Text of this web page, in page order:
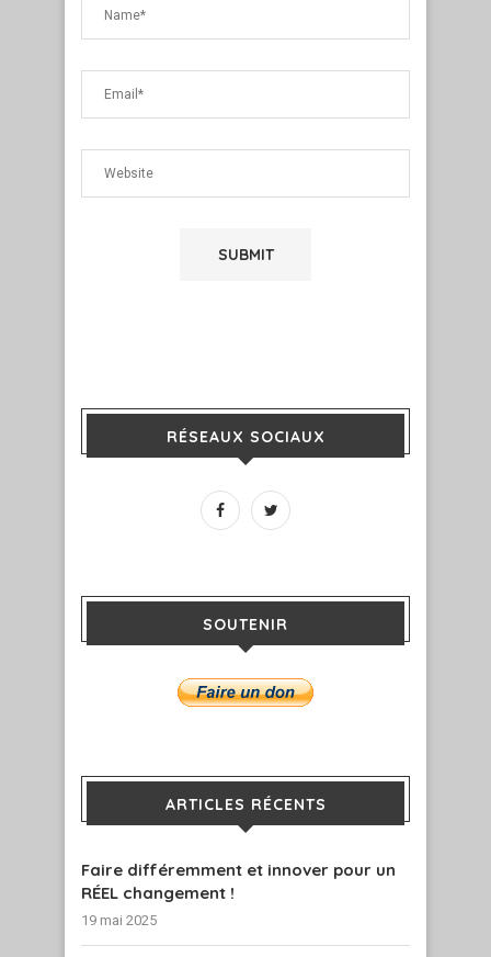
RÉSEAUX SOCIAUX
SOUTENIR
ARTICLES RÉCENTS
Faire différemment et innover pour un
RÉEL changement !
19 mai 2025